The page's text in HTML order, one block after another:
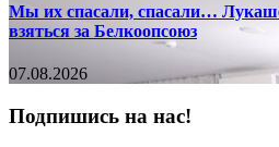
Мы их спасали, спасали…
взяться за Белкоопсоюз
07.08.2026
Подпишись на нас!